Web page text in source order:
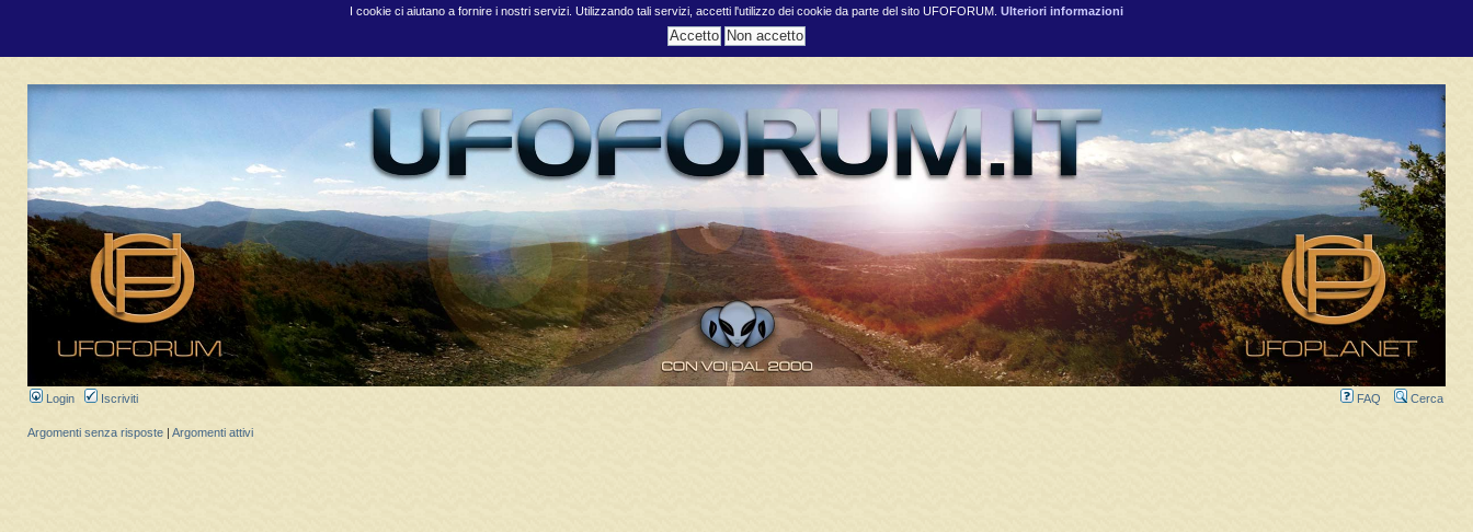
I cookie ci aiutano a fornire i nostri servizi. Utilizzando tali servizi, accetti l'utilizzo dei cookie da parte del sito UFOFORUM. Ulteriori informazioni
Login Iscriviti FAQ Cerca
Argomenti senza risposte Argomenti attivi